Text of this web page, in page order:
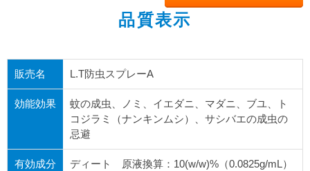
品質表示
販売名 L.T防虫スプレーA
効能効果
蚊の成虫、ノミ、イエダニ、マダニ、ブユ、ト
コジラミ（ナンキンムシ）、サシバエの成虫の
忌避
有効成分 ディート 原液換算：10(w/w)%（0.0825g/mL）